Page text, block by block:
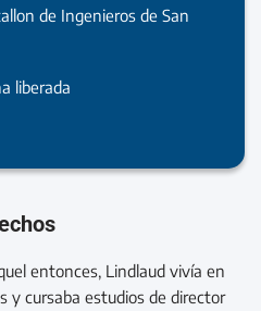
de Ingenieros de San
liberada
entonces, Lindlaud vivía en
y cursaba estudios de director